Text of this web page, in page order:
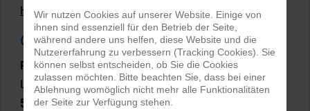
Hollowman und Produktfotografie
Google Rezensionen
PRO-ducto GmbH, Fotografie und Bildbearbeitung in
Lichtenau
5,0⭐⭐⭐⭐⭐bei144 Google-Rezensionen
Wir nutzen Cookies auf unserer Website. Einige von
ihnen sind essenziell für den Betrieb der Seite,
während andere uns helfen, diese Website und die
Nutzererfahrung zu verbessern (Tracking Cookies). Sie
können selbst entscheiden, ob Sie die Cookies
zulassen möchten. Bitte beachten Sie, dass bei einer
Ablehnung womöglich nicht mehr alle Funktionalitäten
der Seite zur Verfügung stehen.